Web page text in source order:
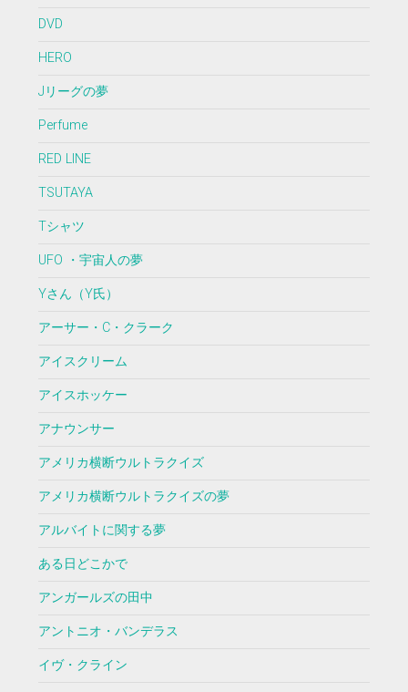
DVD
HERO
Jリーグの夢
Perfume
RED LINE
TSUTAYA
Tシャツ
UFO ・宇宙人の夢
Yさん（Y氏）
アーサー・C・クラーク
アイスクリーム
アイスホッケー
アナウンサー
アメリカ横断ウルトラクイズ
アメリカ横断ウルトラクイズの夢
アルバイトに関する夢
ある日どこかで
アンガールズの田中
アントニオ・バンデラス
イヴ・クライン